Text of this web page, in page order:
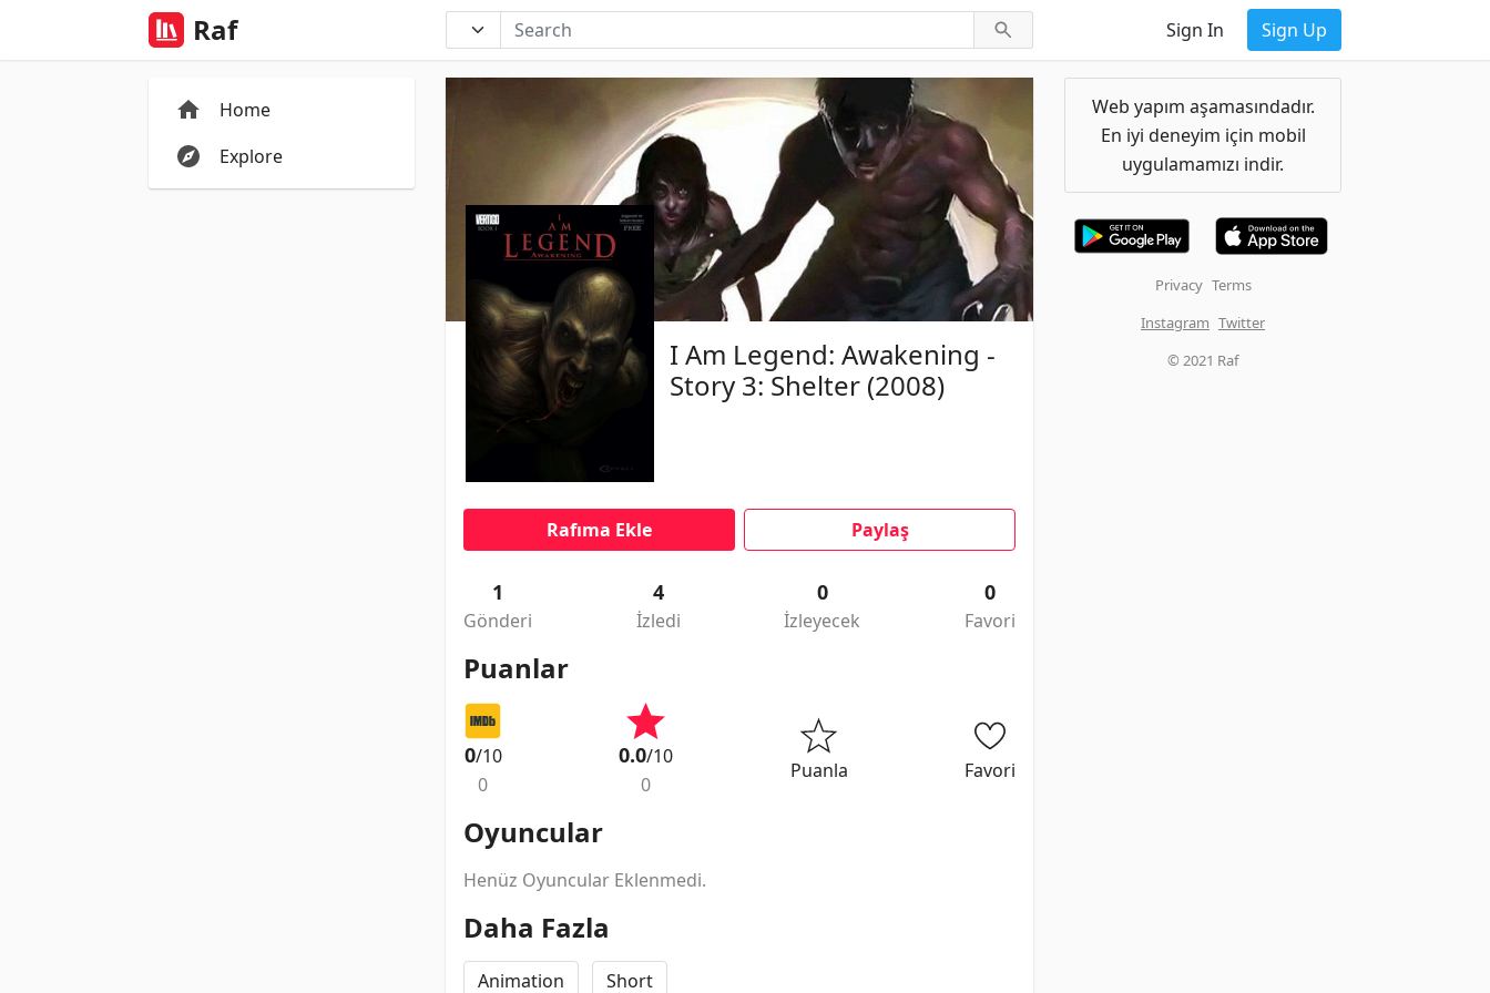
Raf Sign In Sign Up
Home
Explore
I Am Legend: Awakening -
Story 3: Shelter (2008)
Rafıma Ekle Paylaş
1
Gönderi
4
İzledi
0
İzleyecek
0
Favori
Puanlar
0/10
0
0.0/10
0
Puanla Favori
Oyuncular
Henüz Oyuncular Eklenmedi.
Daha Fazla
Animation Short
Web yapım aşamasındadır.
En iyi deneyim için mobil
uygulamamızı indir.
Privacy Terms
Instagram Twitter
© 2021 Raf